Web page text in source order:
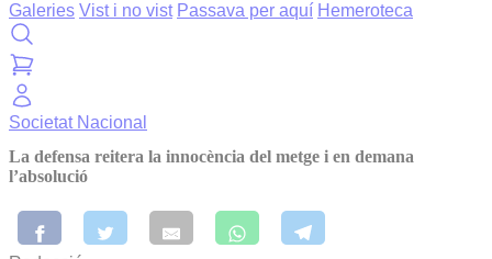
Galeries Vist i no vist Passava per aquí Hemeroteca
Societat Nacional
La defensa reitera la innocència del metge i en demana
l’absolució